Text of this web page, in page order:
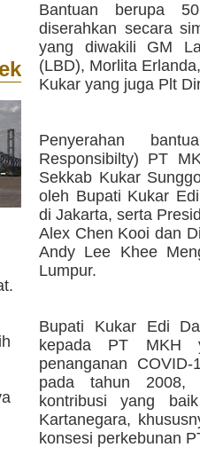
Bantuan berupa
diserahkan secara
yang diwakili GM
(LBD), Morlita
Kukar yang juga Plt
Penyerahan
Responsibilty) PT
Sekkab Kukar
oleh Bupati Kukar
di Jakarta, serta
Alex Chen Kooi dan
Andy Lee Khee
Lumpur.
Bupati Kukar Edi
kepada PT MKH
penanganan
pada tahun 2008,
kontribusi yang
Kartanegara,
konsesi perkebunan